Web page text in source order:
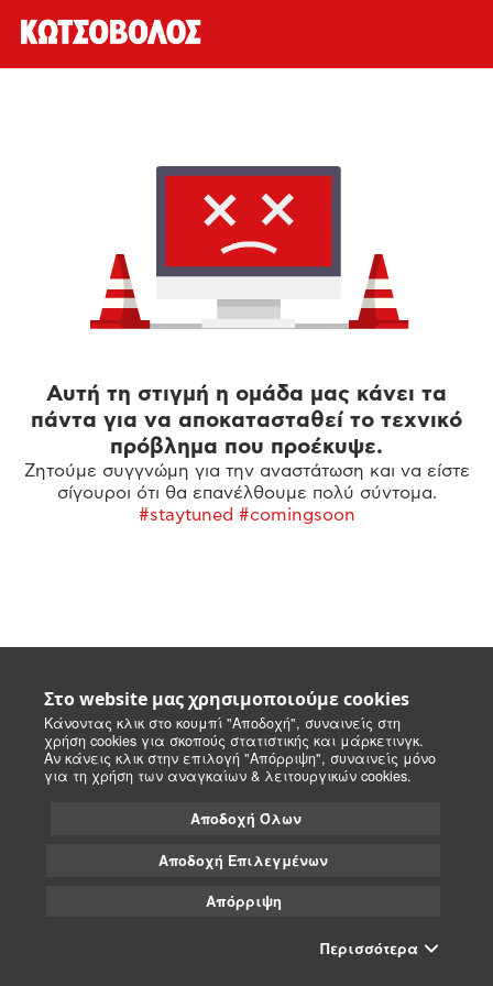
Στο website μας χρησιμοποιούμε cookies
Κάνοντας κλικ στο κουμπί "Αποδοχή", συναινείς στη
χρήση cookies για σκοπούς στατιστικής και μάρκετινγκ.
Αν κάνεις κλικ στην επιλογή "Απόρριψη", συναινείς μόνο
για τη χρήση των αναγκαίων & λειτουργικών cookies.
Αποδοχή Όλων
Αποδοχή Επιλεγμένων
Απόρριψη
Περισσότερα
Αυτή τη στιγμή η ομάδα μας κάνει τα
πάντα για να αποκατασταθεί το τεχνικό
πρόβλημα που προέκυψε.
Ζητούμε συγγνώμη για την αναστάτωση και να είστε
σίγουροι ότι θα επανέλθουμε πολύ σύντομα.
#staytuned #comingsoon